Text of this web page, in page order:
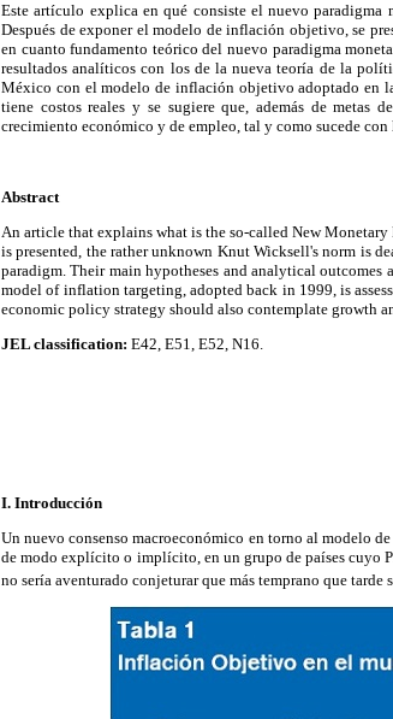
Este artículo explica en qué consiste el nuevo paradigma
Después de exponer el modelo de inflación objetivo, se
en cuanto fundamento teórico del nuevo paradigma
resultados analíticos con los de la nueva teoría de la
México con el modelo de inflación objetivo adoptado en
tiene costos reales y se sugiere que, además de
crecimiento económico y de empleo, tal y como sucede
Abstract
An article that explains what is the so-called New
is presented, the rather unknown Knut Wicksell's norm is
paradigm. Their main hypotheses and analytical
model of inflation targeting, adopted back in 1999, is
economic policy strategy should also contemplate growth
JEL classification: E42, E51, E52, N16.
I. Introducción
Un nuevo consenso macroeconómico en torno al modelo
de modo explícito o implícito, en un grupo de países cuyo
no sería aventurado conjeturar que más temprano que tarde